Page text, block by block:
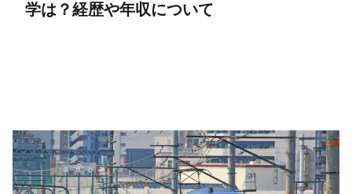
学は？経歴や年収について